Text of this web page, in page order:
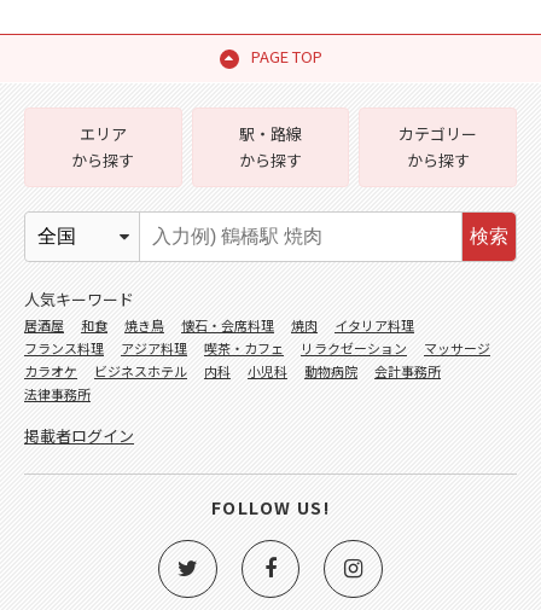
PAGE TOP
エリア
から探す
駅・路線
から探す
カテゴリー
から探す
検索
人気キーワード
居酒屋 和食 焼き鳥 懐石・会席料理 焼肉
イタリア料理
フランス料理
アジア料理 喫茶・カフェ リラクゼーション
マッサージ
カラオケ
ビジネスホテル 内科 小児科 動物病院
会計事務所
法律事務所
掲載者ログイン
FOLLOW US!